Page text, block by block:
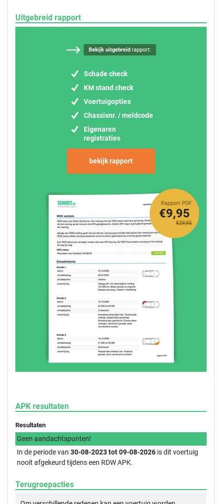
Uitgebreid rapport
Bekijk uitgebreidrapport:
Schade check
KM stand check
Voertuigopties
Chassisnr. / meldcode
Eigenaren
registraties
bekijk rapport
Rapport PDF
€29,95
€9,95
APK resultaten
Resultaten
Geen aandachtspunten!
In de periode van 30-08-2023 tot 09-08-2026 is dit voertuig
nooit afgekeurd tijdens een RDW APK.
Terugroepacties